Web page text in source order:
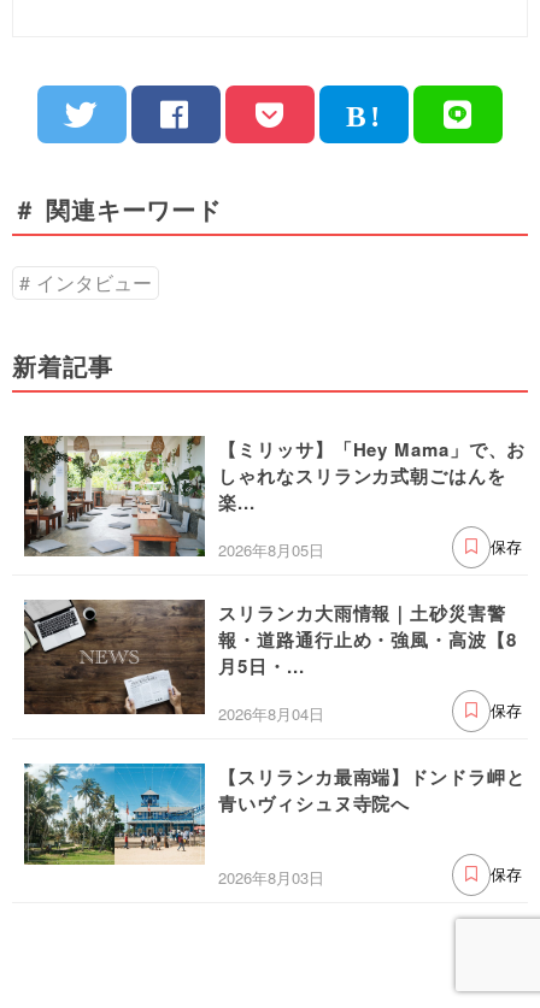
＃ 関連キーワード
インタビュー
新着記事
【ミリッサ】「Hey Mama」で、お
しゃれなスリランカ式朝ごはんを
楽...
2026年8月05日 保存
スリランカ大雨情報｜土砂災害警
報・道路通行止め・強風・高波【8
月5日・...
2026年8月04日 保存
【スリランカ最南端】ドンドラ岬と
青いヴィシュヌ寺院へ
2026年8月03日 保存